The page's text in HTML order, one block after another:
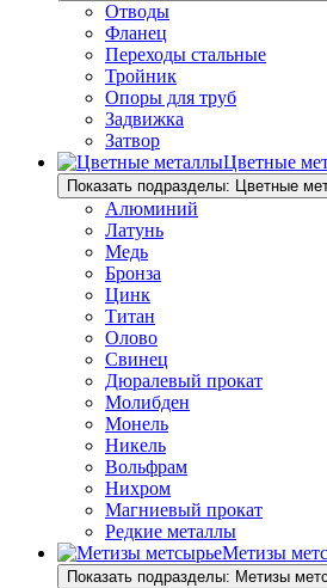
Отводы
Фланец
Переходы стальные
Тройник
Опоры для труб
Задвижка
Затвор
Цветные
Показать подразделы: Цветные
Алюминий
Латунь
Медь
Бронза
Цинк
Титан
Олово
Свинец
Дюралевый прокат
Молибден
Монель
Никель
Вольфрам
Нихром
Магниевый прокат
Редкие металлы
Метизы
Показать подразделы: Метизы